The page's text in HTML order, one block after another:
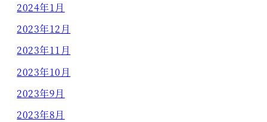
2024年1月
2023年12月
2023年11月
2023年10月
2023年9月
2023年8月